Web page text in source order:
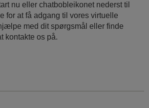
nu eller chatbobleikonet nederst til
for at få adgang til vores virtuelle
med dit spørgsmål eller finde
kontakte os på.